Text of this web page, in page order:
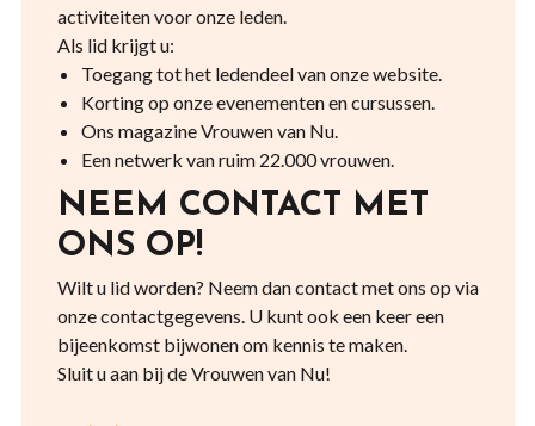
activiteiten voor onze leden.
Als lid krijgt u:
Toegang tot het ledendeel van onze website.
Korting op onze evenementen en cursussen.
Ons magazine Vrouwen van Nu.
Een netwerk van ruim 22.000 vrouwen.
NEEM CONTACT MET
ONS OP!
Wilt u lid worden? Neem dan contact met ons op via
onze contactgegevens. U kunt ook een keer een
bijeenkomst bijwonen om kennis te maken.
Sluit u aan bij de Vrouwen van Nu!